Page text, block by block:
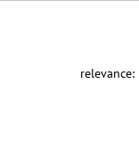
relevance: